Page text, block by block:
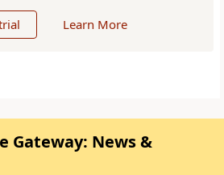
Learn More
Gateway: News &